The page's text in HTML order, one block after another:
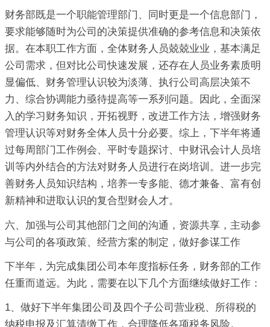
财务部既是一个职能管理部门、同时更是一个信息部门，
要求能够随时为公司的决策提供准确的参考信息和决策依
据。在本职工作方面，全体财务人员兢兢业业，基本满足
公司需求，但对比公司快速发展，还存在人员业务素质明
显偏低、财务管理认识较为淡薄、执行公司高层决策不
力、综合协调能力亟待提高等一系列问题。因此，全面深
入的学习财务知识，开拓视野，改进工作方法，增强财务
管理认识等对财务全体人员十分必要。综上，下半年将通
过每周部门工作例会、平时专题探讨、中财讯会计人员培
训等内外结合的方法对财务人员进行在岗培训。进一步完
善财务人员知识结构，培养一专多能、德才兼备、富有创
新精神和进取认识的复合型财会人才。
六、加强与公司其他部门之间的沟通，资源共享，主动参
与公司的各项政策、经营方案的制定，做好参谋工作
下半年，为完成集团公司本年度指标任务，财务部的工作
任重而道远。为此，需要在以下几个方面继续做好工作：
1、做好下半年集团公司及四个子公司营业税、所得税的
纳税申报及汇算清缴工作，合理降低各项税务风险。